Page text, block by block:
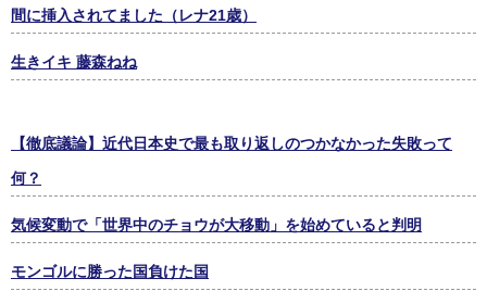
間に挿入されてました（レナ21歳）
生きイキ 藤森ねね
【徹底議論】近代日本史で最も取り返しのつかなかった失敗って
何？
気候変動で「世界中のチョウが大移動」を始めていると判明
モンゴルに勝った国負けた国